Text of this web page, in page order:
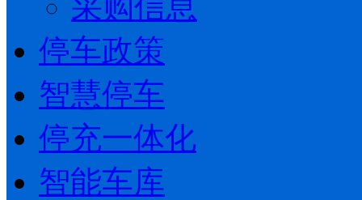
停车政策
智慧停车
停充一体化
智能车库